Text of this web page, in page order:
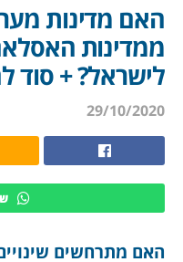
האם מדינות
ממדינות
לישראל? + סוד
29/10/2020
האם מתרחשים